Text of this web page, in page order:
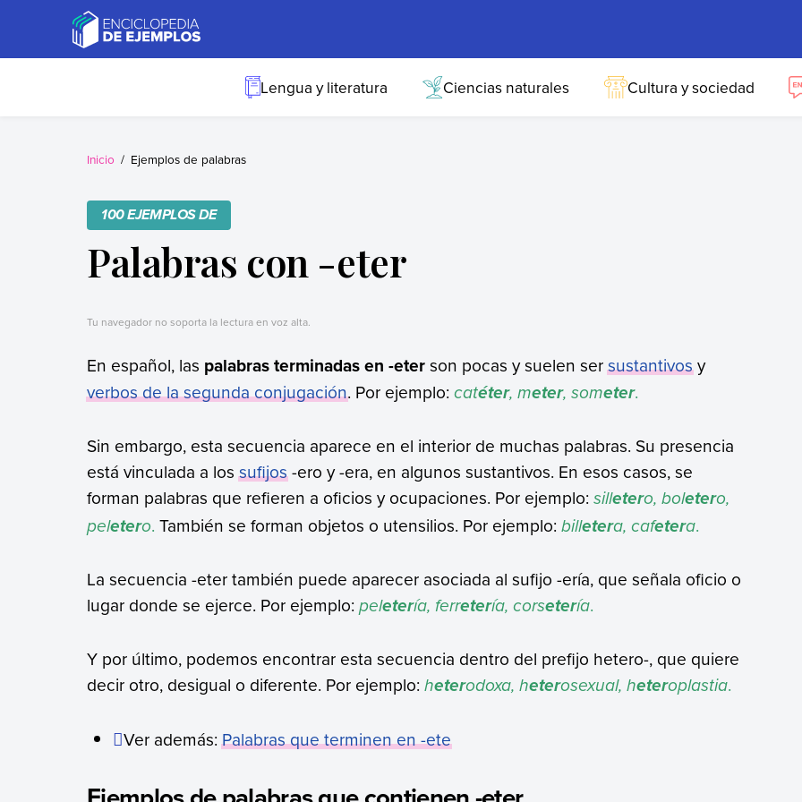
Ejemplos
Necesitas ejemplos.
Lengua y literatura Ciencias naturales Cultura y sociedad
Inicio Ejemplos de palabras
100 EJEMPLOS DE
Palabras con -eter
Tu navegador no soporta la lectura en voz alta.
En español, las palabras terminadas en -eterson pocas y suelen sersustantivosy
verbos de la segunda conjugación. Por ejemplo: catéter, meter, someter.
Sin embargo, esta secuencia aparece en el interior de muchas palabras. Su presencia
está vinculada a lossufijos-ero y -era, en algunos sustantivos. En esos casos, se
forman palabras que refieren a oficios y ocupaciones. Por ejemplo: silletero, boletero,
peletero. También se forman objetos o utensilios. Por ejemplo: billetera, cafetera.
La secuencia -eter también puede aparecer asociada al sufijo -ería, que señala oficio o
lugar donde se ejerce. Por ejemplo: peletería, ferretería, corsetería.
Y por último, podemos encontrar esta secuencia dentro del prefijo hetero-, que quiere
decir otro, desigual o diferente. Por ejemplo: heterodoxa, heterosexual, heteroplastia.
Ver además:Palabras que terminen en -ete